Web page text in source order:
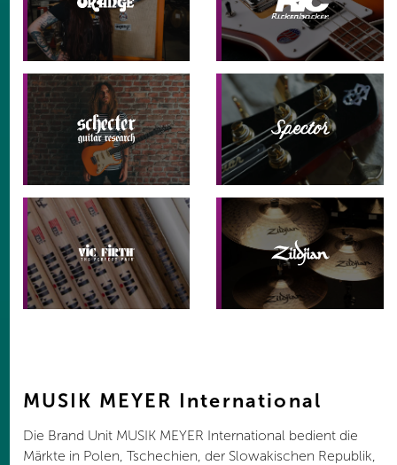
MUSIK MEYER International
Die Brand Unit MUSIK MEYER International bedient die
Märkte in Polen, Tschechien, der Slowakischen Republik,